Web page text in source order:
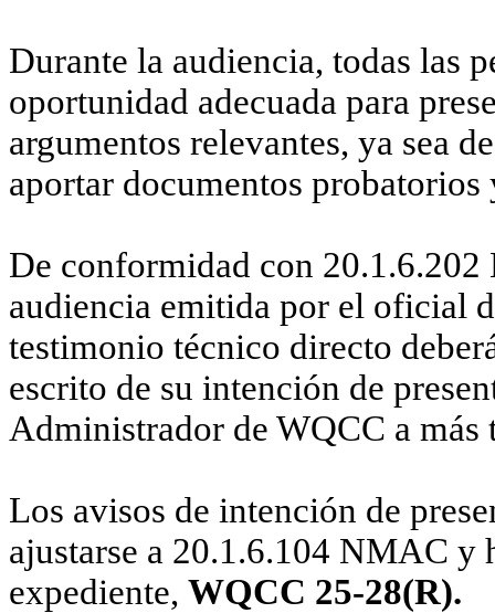
Durante la audiencia, todas las
oportunidad adecuada para
argumentos relevantes, ya sea
aportar documentos
De conformidad con
audiencia emitida por el oficial
testimonio técnico directo
escrito de su intención de
Administrador de WQCC a más
Los avisos de intención de
ajustarse a 20.1.6.104 NMAC y
expediente, WQCC 25-28(R).